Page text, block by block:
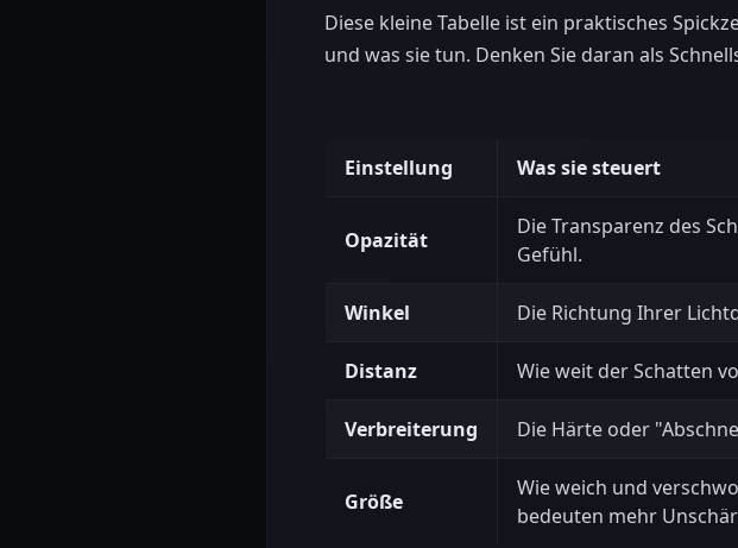
Diese kleine Tabelle ist ein praktisches
und was sie tun. Denken Sie daran als
Einstellung Was sie steuert
Opazität
Die Transparenz des
Gefühl.
Winkel Die Richtung Ihrer
Distanz Wie weit der Schatten
Verbreiterung Die Härte oder
Größe
Wie weich und
bedeuten mehr